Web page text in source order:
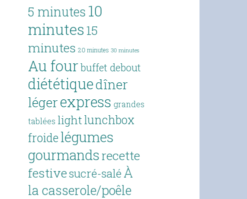
5 minutes 10
minutes15
minutes 20 minutes 30 minutes
Au four buffet debout
diététiquedîner
légerexpress grandes
tablées light lunchbox
froide légumes
gourmandsrecette
festivesucré-salé À
la casserole/poêle